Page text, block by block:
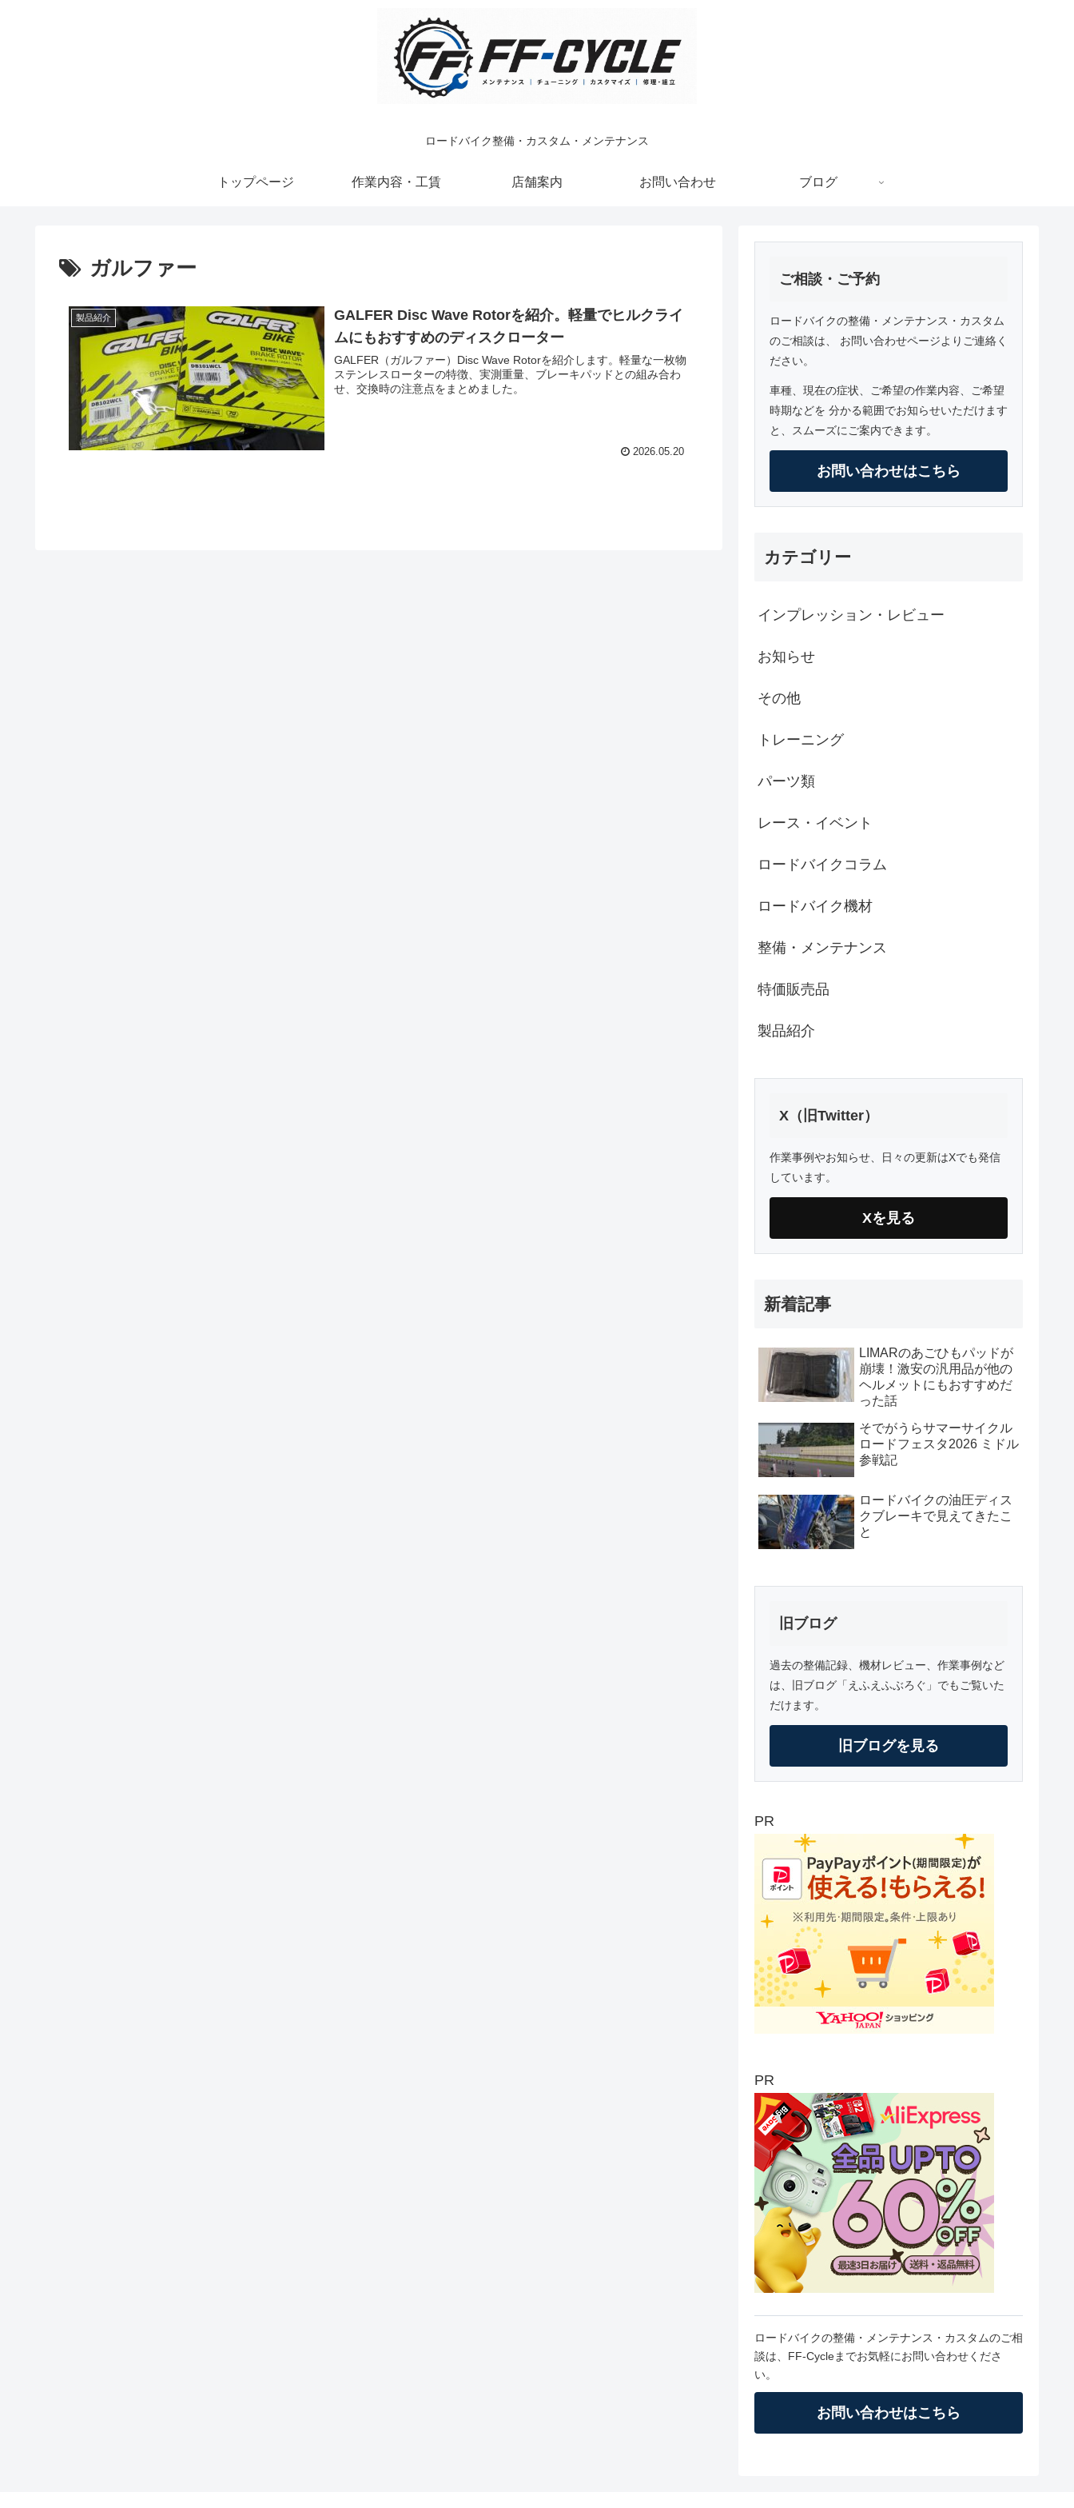
ロードバイク整備・カスタム・メンテナンス
トップページ 作業内容・工賃 店舗案内 お問い合わせ ブログ
ガルファー
製品紹介
GALFER Disc Wave Rotorを紹介。軽量でヒルクライ
ムにもおすすめのディスクローター
GALFER（ガルファー）Disc Wave Rotorを紹介します。軽量な一枚物
ステンレスローターの特徴、実測重量、ブレーキパッドとの組み合わ
せ、交換時の注意点をまとめました。
2026.05.20
ご相談・ご予約
ロードバイクの整備・メンテナンス・カスタム
のご相談は、 お問い合わせページよりご連絡く
ださい。
車種、現在の症状、ご希望の作業内容、ご希望
時期などを 分かる範囲でお知らせいただけます
と、スムーズにご案内できます。
お問い合わせはこちら
カテゴリー
インプレッション・レビュー
お知らせ
その他
トレーニング
パーツ類
レース・イベント
ロードバイクコラム
ロードバイク機材
整備・メンテナンス
特価販売品
製品紹介
X（旧Twitter）
作業事例やお知らせ、日々の更新はXでも発信
しています。
Xを見る
新着記事
LIMARのあごひもパッドが
崩壊！激安の汎用品が他の
ヘルメットにもおすすめだ
った話
そでがうらサマーサイクル
ロードフェスタ2026 ミドル
参戦記
ロードバイクの油圧ディス
クブレーキで見えてきたこ
と
旧ブログ
過去の整備記録、機材レビュー、作業事例など
は、旧ブログ「えふえふぶろぐ」でもご覧いた
だけます。
旧ブログを見る
PR
PR
ロードバイクの整備・メンテナンス・カスタムのご相
談は、FF-Cycleまでお気軽にお問い合わせくださ
い。
お問い合わせはこちら